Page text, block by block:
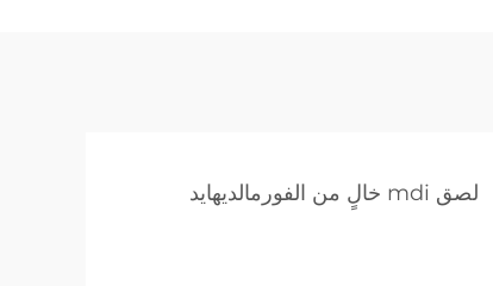
لصق mdi خالٍ من الفورمالديهايد